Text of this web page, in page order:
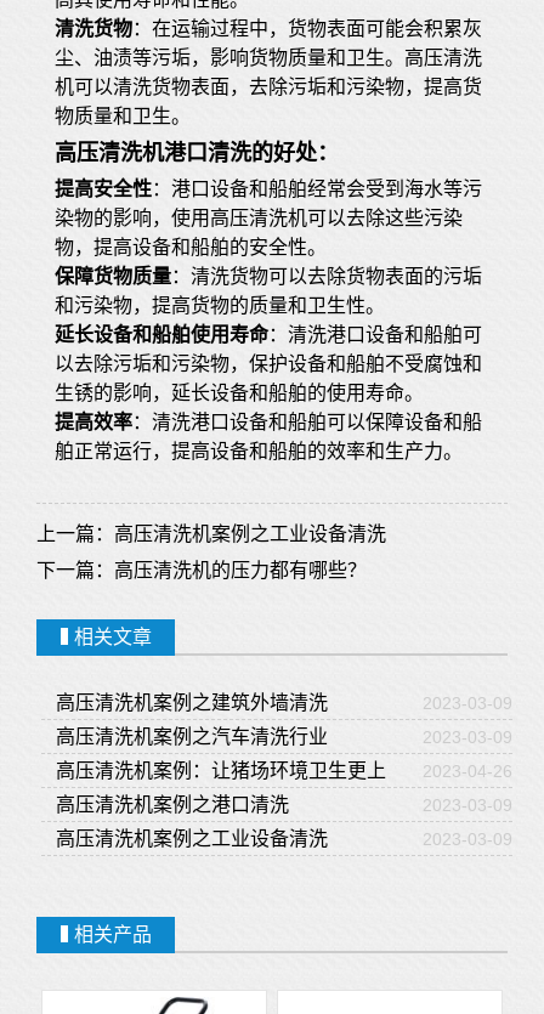
清洗货物：在运输过程中，货物表面可能会积累灰
尘、油渍等污垢，影响货物质量和卫生。高压清洗
机可以清洗货物表面，去除污垢和污染物，提高货
物质量和卫生。
高压清洗机港口清洗的好处：
提高安全性：港口设备和船舶经常会受到海水等污
染物的影响，使用高压清洗机可以去除这些污染
物，提高设备和船舶的安全性。
保障货物质量：清洗货物可以去除货物表面的污垢
和污染物，提高货物的质量和卫生性。
延长设备和船舶使用寿命：清洗港口设备和船舶可
以去除污垢和污染物，保护设备和船舶不受腐蚀和
生锈的影响，延长设备和船舶的使用寿命。
提高效率：清洗港口设备和船舶可以保障设备和船
舶正常运行，提高设备和船舶的效率和生产力。
上一篇： 高压清洗机案例之工业设备清洗
下一篇： 高压清洗机的压力都有哪些？
相关文章
高压清洗机案例之建筑外墙清洗 2023-03-09
高压清洗机案例之汽车清洗行业 2023-03-09
高压清洗机案例：让猪场环境卫生更上
一层楼！
2023-04-26
高压清洗机案例之港口清洗 2023-03-09
高压清洗机案例之工业设备清洗 2023-03-09
相关产品